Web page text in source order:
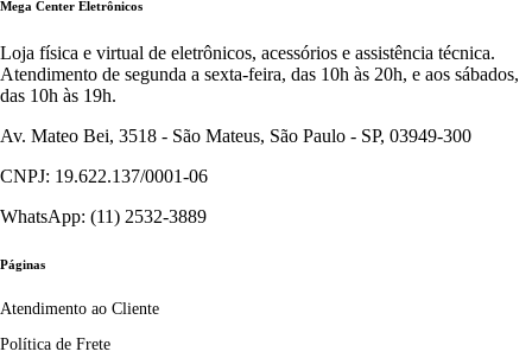
Mega Center Eletrônicos
Loja física e virtual de eletrônicos, acessórios e assistência técnica.
Atendimento de segunda a sexta-feira, das 10h às 20h, e aos sábados,
das 10h às 19h.
Av. Mateo Bei, 3518 - São Mateus, São Paulo - SP, 03949-300
CNPJ: 19.622.137/0001-06
WhatsApp: (11) 2532-3889
Páginas
Atendimento ao Cliente
Política de Frete